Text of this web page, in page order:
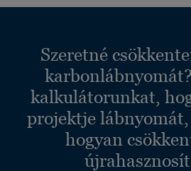
Szeretné
kalkulátorunkat,
projektje lábnyomát,
hogyan